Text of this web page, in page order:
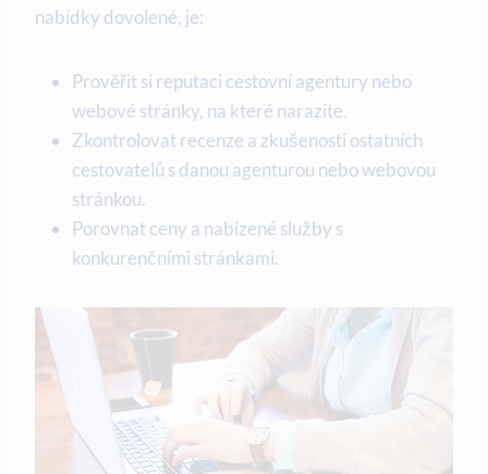
nabídky dovolené, je:
Prověřit si⁤ reputaci cestovní agentury nebo⁢
webové ‌stránky, na které narazíte.
Zkontrolovat recenze a zkušenosti ostatních
cestovatelů​ s ‌danou agenturou nebo ⁣webovou
stránkou.
Porovnat ceny a nabízené služby s
konkurenčními stránkami.